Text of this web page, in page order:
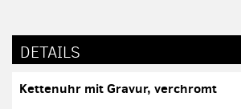
DETAILS
Kettenuhr mit Gravur, verchromt